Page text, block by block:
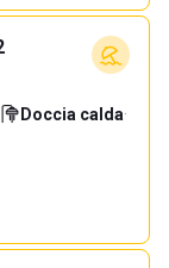
Doccia calda·